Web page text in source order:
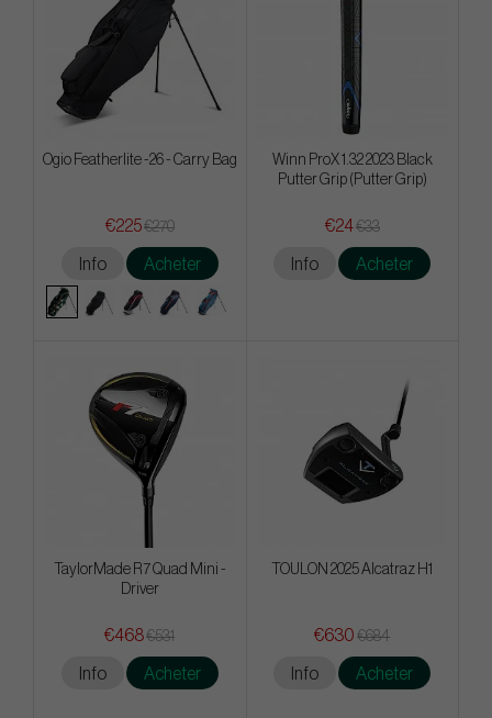
Ogio Featherlite -26 - Carry Bag
€225€270
Info Acheter
Winn ProX 1.32 2023 Black
Putter Grip (Putter Grip)
€24€33
Info Acheter
TaylorMade R7 Quad Mini -
Driver
€468€531
Info Acheter
TOULON 2025 Alcatraz H1
€630 €684
Info Acheter